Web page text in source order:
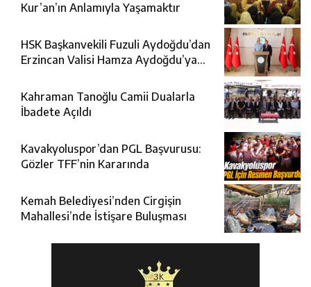
Kur’an’ın Anlamıyla Yaşamaktır
HSK Başkanvekili Fuzuli Aydoğdu’dan
Erzincan Valisi Hamza Aydoğdu’ya
Kahraman Tanoğlu Camii Dualarla
İbadete Açıldı
Kavakyoluspor’dan PGL Başvurusu:
Gözler TFF’nin Kararında
Kemah Belediyesi’nden Cirgişin
Mahallesi’nde İstişare Buluşması